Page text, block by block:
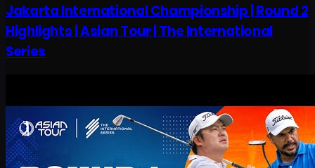
Jakarta International Championship | Round 2
Highlights | Asian Tour | The International
Series